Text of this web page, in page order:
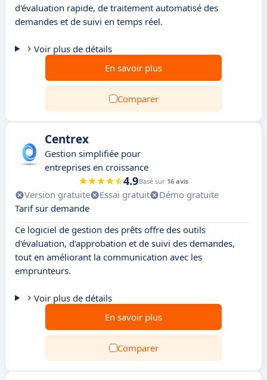
d'évaluation rapide, de traitement automatisé des
demandes et de suivi en temps réel.
Voir plus de détails
En savoir plus
Comparer
Centrex
Gestion simplifiée pour
entreprises en croissance
4.9Basé sur 16 avis
Version gratuite Essai gratuit
Démo gratuite
Tarif sur demande
Ce logiciel de gestion des prêts offre des outils
d'évaluation, d'approbation et de suivi des demandes,
tout en améliorant la communication avec les
emprunteurs.
Voir plus de détails
En savoir plus
Comparer